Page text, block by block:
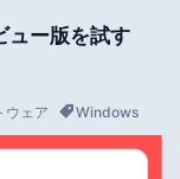
ュー版を試す
ウェア Windows